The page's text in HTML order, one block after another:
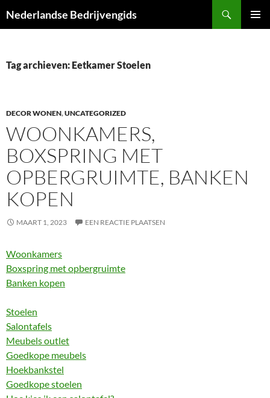
naar
Nederlandse Bedrijvengids
Tag archieven: Eetkamer Stoelen
DECOR WONEN,UNCATEGORIZED
WOONKAMERS,
BOXSPRING MET
OPBERGRUIMTE, BANKEN
KOPEN
MAART 1, 2023 EEN REACTIE PLAATSEN
Woonkamers
Boxspring met opbergruimte
Banken kopen
Stoelen
Salontafels
Meubels outlet
Goedkope meubels
Hoekbankstel
Goedkope stoelen